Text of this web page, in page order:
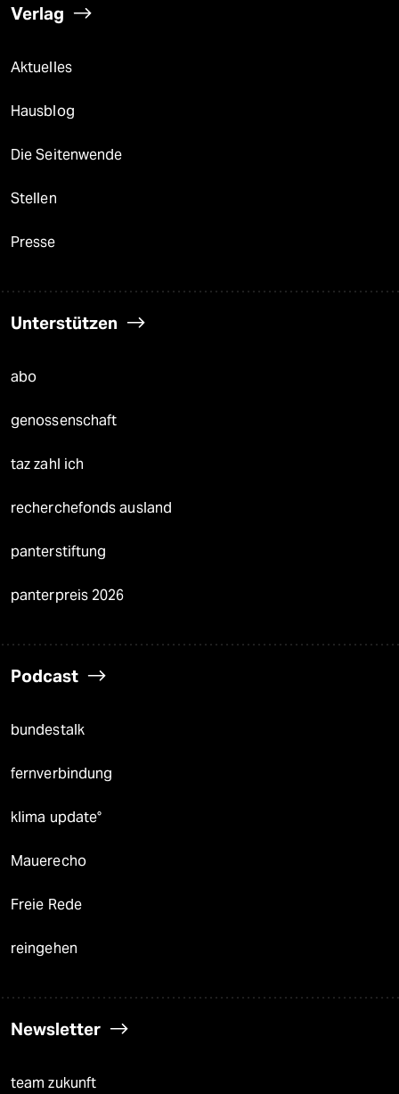
Verlag
Aktuelles
Hausblog
Die Seitenwende
Stellen
Presse
Unterstützen
abo
genossenschaft
taz zahl ich
recherchefonds ausland
panterstiftung
panterpreis 2026
Podcast
bundestalk
fernverbindung
klima update°
Mauerecho
Freie Rede
reingehen
Newsletter
team zukunft